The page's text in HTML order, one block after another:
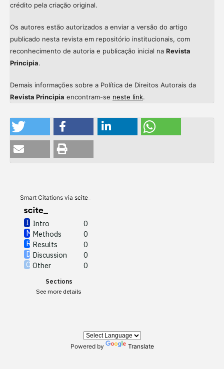
crédito pela criação original.
Os autores estão autorizados a enviar a versão do artigo
publicado nesta revista em repositório institucionais, com
reconhecimento de autoria e publicação inicial na Revista
Principia.
Demais informações sobre a Política de Direitos Autorais da
Revista Principia encontram-se neste link.
Smart Citations via scite_
Intro
0
Methods
0
Results
0
Discussion
0
Other
0
Sections
See more details
supports, mentions, or
contrasts the cited claim, and
Powered by Translate